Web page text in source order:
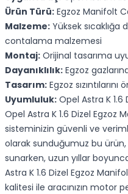
Ürün Türü: Egzoz Manifolt
Malzeme: Yüksek sıcaklığa
contalama malzemesi
Montaj: Orijinal tasarıma
Dayanıklılık: Egzoz
Tasarım: Egzoz
Uyumluluk: Opel Astra K
Opel Astra K 1.6 Dizel Egzoz
sisteminizin güvenli ve
olarak sunduğumuz bu
sunarken, uzun yıllar
Astra K 1.6 Dizel Egzoz
kalitesi ile aracınızın motor